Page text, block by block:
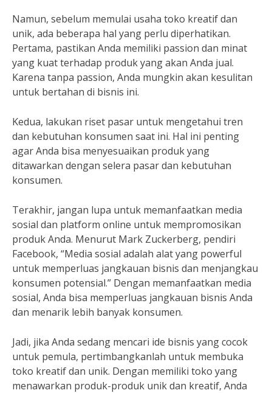
Namun, sebelum memulai usaha toko kreatif dan
unik, ada beberapa hal yang perlu diperhatikan.
Pertama, pastikan Anda memiliki passion dan minat
yang kuat terhadap produk yang akan Anda jual.
Karena tanpa passion, Anda mungkin akan kesulitan
untuk bertahan di bisnis ini.
Kedua, lakukan riset pasar untuk mengetahui tren
dan kebutuhan konsumen saat ini. Hal ini penting
agar Anda bisa menyesuaikan produk yang
ditawarkan dengan selera pasar dan kebutuhan
konsumen.
Terakhir, jangan lupa untuk memanfaatkan media
sosial dan platform online untuk mempromosikan
produk Anda. Menurut Mark Zuckerberg, pendiri
Facebook, “Media sosial adalah alat yang powerful
untuk memperluas jangkauan bisnis dan menjangkau
konsumen potensial.” Dengan memanfaatkan media
sosial, Anda bisa memperluas jangkauan bisnis Anda
dan menarik lebih banyak konsumen.
Jadi, jika Anda sedang mencari ide bisnis yang cocok
untuk pemula, pertimbangkanlah untuk membuka
toko kreatif dan unik. Dengan memiliki toko yang
menawarkan produk-produk unik dan kreatif, Anda